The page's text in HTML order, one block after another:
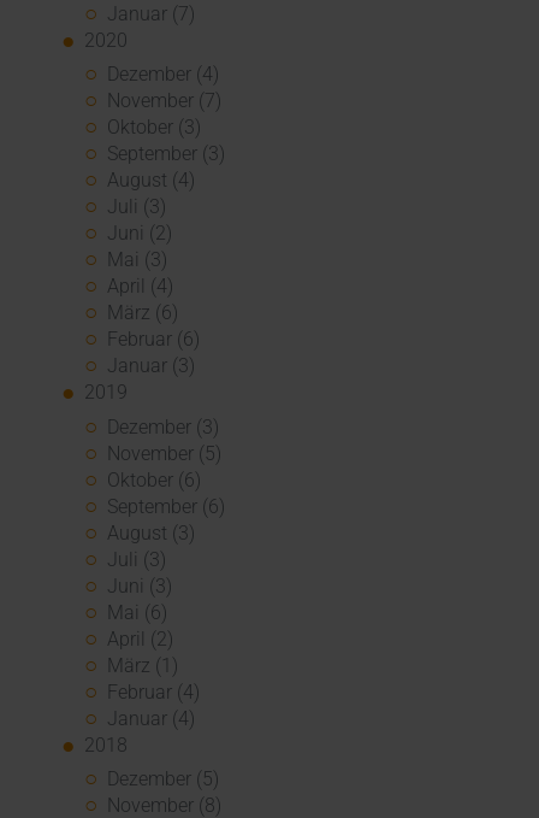
Januar (7)
2020
Dezember (4)
November (7)
Oktober (3)
September (3)
August (4)
Juli (3)
Juni (2)
Mai (3)
April (4)
März (6)
Februar (6)
Januar (3)
2019
Dezember (3)
November (5)
Oktober (6)
September (6)
August (3)
Juli (3)
Juni (3)
Mai (6)
April (2)
März (1)
Februar (4)
Januar (4)
2018
Dezember (5)
November (8)